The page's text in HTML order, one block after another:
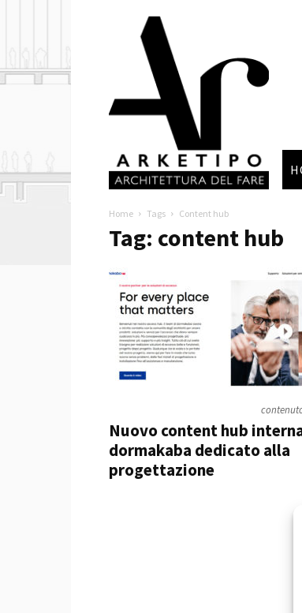
Arketipo
Home Tags Content hub
Tag: content hub
Nuovo content hub
dormakaba dedicato alla
progettazione